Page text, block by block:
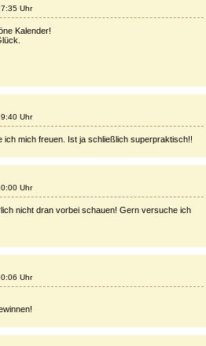
Uhr
Kalender!
Uhr
ich mich freuen. Ist ja schließlich superpraktisch!!
Uhr
nicht dran vorbei schauen! Gern versuche ich
Uhr